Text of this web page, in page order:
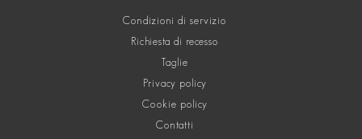
Condizioni di servizio
Richiesta di recesso
Taglie
Privacy policy
Cookie policy
Contatti